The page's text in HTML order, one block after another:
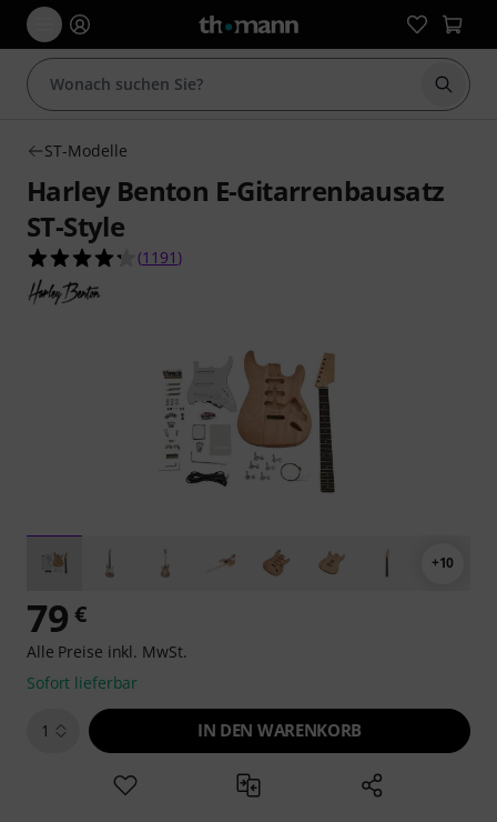
Suche
ST-Modelle
Harley Benton E-Gitarrenbausatz
ST-Style
4.2 von 5 Sternen aus 1191
(1191 )
+10
79 €
Alle Preise inkl. MwSt.
Sofort lieferbar
1 IN DEN WARENKORB